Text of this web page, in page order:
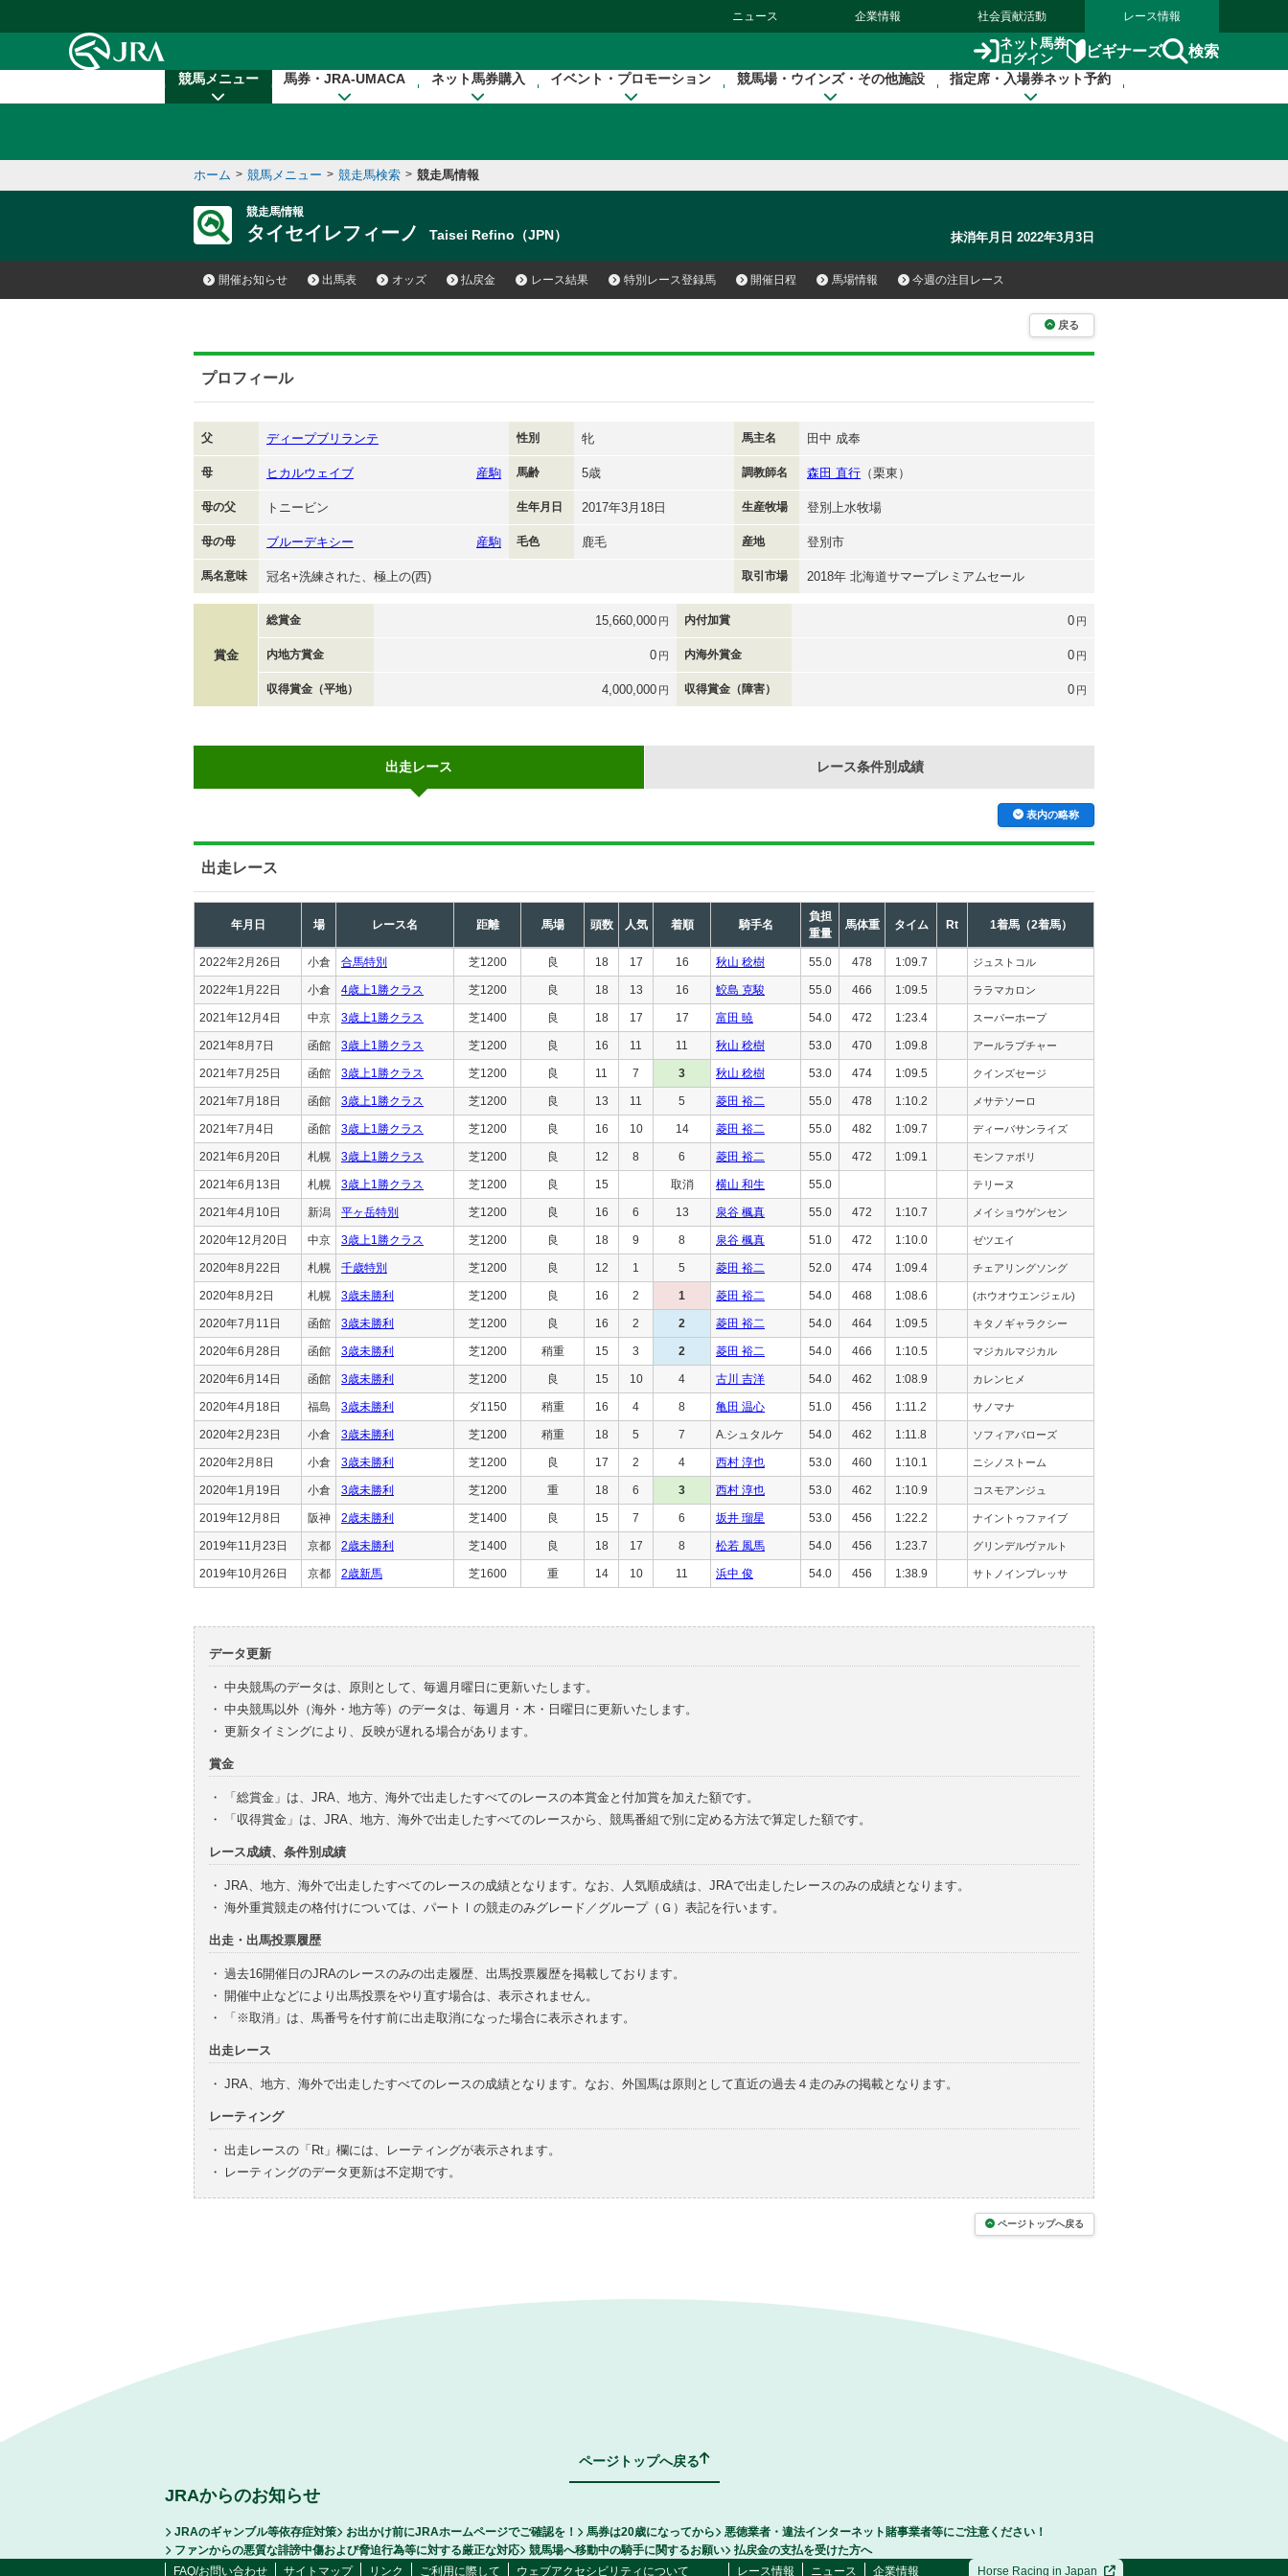
ニュース 企業情報 社会貢献活動 レース情報
ネット馬券
ログイン
ビギナーズ 検索
競馬メニュー 馬券・JRA-UMACA ネット馬券購入 イベント・プロモーション 競馬場・ウインズ・その他施設 指定席・入場券ネット予約
ホーム > 競馬メニュー > 競走馬検索 > 競走馬情報
競走馬情報
タイセイレフィーノ Taisei Refino（JPN） 抹消年月日 2022年3月3日
開催お知らせ 出馬表 オッズ 払戻金 レース結果 特別レース登録馬 開催日程 馬場情報 今週の注目レース
戻る
プロフィール
父 ディープブリランテ 性別 牝 馬主名 田中 成奉
母 ヒカルウェイブ 産駒 馬齢 5歳 調教師名 森田 直行 （栗東）
母の父 トニービン 生年月日 2017年3月18日 生産牧場 登別上水牧場
母の母 ブルーデキシー 産駒 毛色 鹿毛 産地 登別市
馬名意味 冠名+洗練された、極上の(西) 取引市場 2018年 北海道サマープレミアムセール
賞金
総賞金 15,660,000 円 内付加賞 0 円
内地方賞金 0 円 内海外賞金 0 円
収得賞金（平地） 4,000,000 円 収得賞金（障害） 0 円
出走レース レース条件別成績
表内の略称
出走レース
年月日 場 レース名 距離 馬場 頭数 人気 着順 騎手名
負担
重量
馬体重 タイム Rt 1着馬（2着馬）
2022年2月26日 小倉 合馬特別 芝1200 良 18 17 16 秋山 稔樹 55.0 478 1:09.7 ジュストコル
2022年1月22日 小倉 4歳上1勝クラス 芝1200 良 18 13 16 鮫島 克駿 55.0 466 1:09.5 ララマカロン
2021年12月4日 中京 3歳上1勝クラス 芝1400 良 18 17 17 富田 暁 54.0 472 1:23.4 スーパーホープ
2021年8月7日 函館 3歳上1勝クラス 芝1200 良 16 11 11 秋山 稔樹 53.0 470 1:09.8 アールラプチャー
2021年7月25日 函館 3歳上1勝クラス 芝1200 良 11 7 3 秋山 稔樹 53.0 474 1:09.5 クインズセージ
2021年7月18日 函館 3歳上1勝クラス 芝1200 良 13 11 5 菱田 裕二 55.0 478 1:10.2 メサテソーロ
2021年7月4日 函館 3歳上1勝クラス 芝1200 良 16 10 14 菱田 裕二 55.0 482 1:09.7 ディーバサンライズ
2021年6月20日 札幌 3歳上1勝クラス 芝1200 良 12 8 6 菱田 裕二 55.0 472 1:09.1 モンファボリ
2021年6月13日 札幌 3歳上1勝クラス 芝1200 良 15 取消 横山 和生 55.0 テリーヌ
2021年4月10日 新潟 平ヶ岳特別 芝1200 良 16 6 13 泉谷 楓真 55.0 472 1:10.7 メイショウゲンセン
2020年12月20日 中京 3歳上1勝クラス 芝1200 良 18 9 8 泉谷 楓真 51.0 472 1:10.0 ゼツエイ
2020年8月22日 札幌 千歳特別 芝1200 良 12 1 5 菱田 裕二 52.0 474 1:09.4 チェアリングソング
2020年8月2日 札幌 3歳未勝利 芝1200 良 16 2 1 菱田 裕二 54.0 468 1:08.6 (ホウオウエンジェル)
2020年7月11日 函館 3歳未勝利 芝1200 良 16 2 2 菱田 裕二 54.0 464 1:09.5 キタノギャラクシー
2020年6月28日 函館 3歳未勝利 芝1200 稍重 15 3 2 菱田 裕二 54.0 466 1:10.5 マジカルマジカル
2020年6月14日 函館 3歳未勝利 芝1200 良 15 10 4 古川 吉洋 54.0 462 1:08.9 カレンヒメ
2020年4月18日 福島 3歳未勝利 ダ1150 稍重 16 4 8 亀田 温心 51.0 456 1:11.2 サノマナ
2020年2月23日 小倉 3歳未勝利 芝1200 稍重 18 5 7 A.シュタルケ 54.0 462 1:11.8 ソフィアバローズ
2020年2月8日 小倉 3歳未勝利 芝1200 良 17 2 4 西村 淳也 53.0 460 1:10.1 ニシノストーム
2020年1月19日 小倉 3歳未勝利 芝1200 重 18 6 3 西村 淳也 53.0 462 1:10.9 コスモアンジュ
2019年12月8日 阪神 2歳未勝利 芝1400 良 15 7 6 坂井 瑠星 53.0 456 1:22.2 ナイントゥファイブ
2019年11月23日 京都 2歳未勝利 芝1400 良 18 17 8 松若 風馬 54.0 456 1:23.7 グリンデルヴァルト
2019年10月26日 京都 2歳新馬 芝1600 重 14 10 11 浜中 俊 54.0 456 1:38.9 サトノインプレッサ
データ更新
・ 中央競馬のデータは、原則として、毎週月曜日に更新いたします。
・ 中央競馬以外（海外・地方等）のデータは、毎週月・木・日曜日に更新いたします。
・ 更新タイミングにより、反映が遅れる場合があります。
賞金
・
「総賞金」は、JRA、地方、海外で出走したすべてのレースの本賞金と付加賞を加えた額です。
・
「収得賞金」は、JRA、地方、海外で出走したすべてのレースから、競馬番組で別に定める方法で算定した額です。
レース成績、条件別成績
・ JRA、地方、海外で出走したすべてのレースの成績となります。なお、人気順成績は、JRAで出走したレースのみの成績となります。
・ 海外重賞競走の格付けについては、パートⅠの競走のみグレード／グループ（Ｇ）表記を行います。
出走・出馬投票履歴
・ 過去16開催日のJRAのレースのみの出走履歴、出馬投票履歴を掲載しております。
・ 開催中止などにより出馬投票をやり直す場合は、表示されません。
・
「※取消」は、馬番号を付す前に出走取消になった場合に表示されます。
出走レース
・ JRA、地方、海外で出走したすべてのレースの成績となります。なお、外国馬は原則として直近の過去４走のみの掲載となります。
レーティング
・ 出走レースの「Rt」欄には、レーティングが表示されます。
・
レーティングのデータ更新は不定期です。
ページトップへ戻る
ページトップへ戻る
JRAからのお知らせ
JRAのギャンブル等依存症対策 お出かけ前にJRAホームページでご確認を！ 馬券は20歳になってから
悪徳業者・違法インターネット賭事業者等にご注意ください！
ファンからの悪質な誹謗中傷および脅迫行為等に対する厳正な対応
競馬場へ移動中の騎手に関するお願い
払戻金の支払を受けた方へ
FAQ/お問い合わせ
サイトマップ リンク ご利用に際して ウェブアクセシビリティについて レース情報 ニュース 企業情報 Horse Racing in Japan